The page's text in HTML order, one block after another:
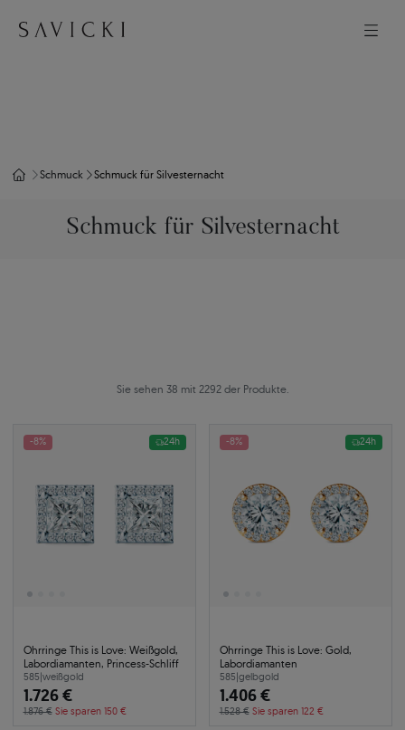
Schmuck Schmuck für Silvesternacht
Schmuck für Silvesternacht
Sie sehen 38 mit 2292 der Produkte.
-8% 24h
Ohrringe This is Love: Weißgold,
Labordiamanten, Princess-Schliff
585|weißgold
1.726 €
1.876 € Sie sparen 150 €
-8% 24h
Ohrringe This is Love: Gold,
Labordiamanten
585|gelbgold
1.406 €
1.528 € Sie sparen 122 €